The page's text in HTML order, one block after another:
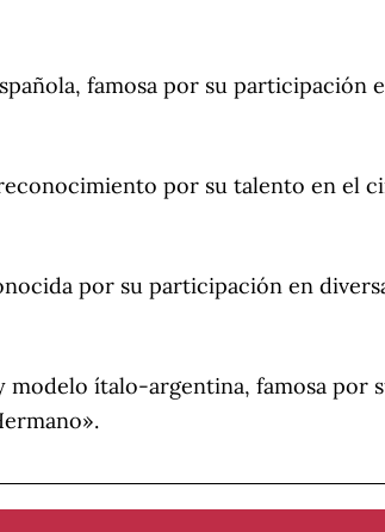
famosa por su participación
por su talento en el
por su participación en
modelo ítalo-argentina, famosa